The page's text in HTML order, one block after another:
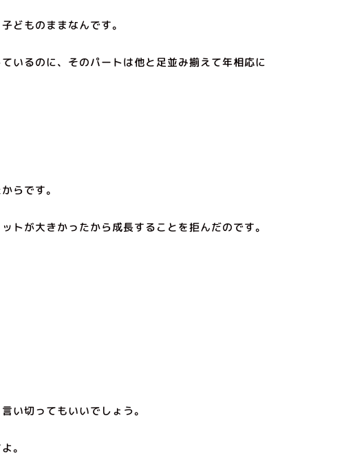
どものままなんです。
いるのに、そのパートは他と足並み揃えて年相応に
らです。
トが大きかったから成長することを拒んだのです。
い切ってもいいでしょう。
。